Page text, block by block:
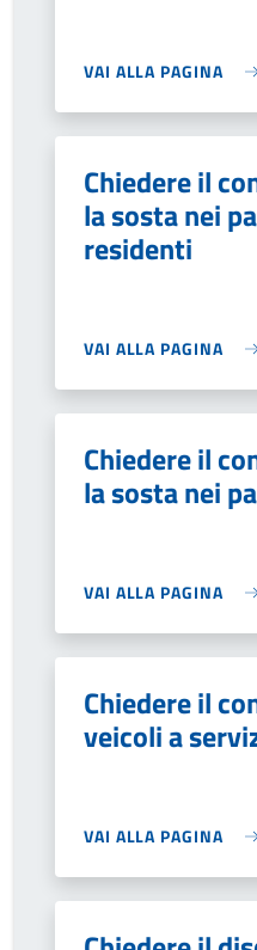
VAI ALLA PAGINA
Chiedere il
la sosta nei
residenti
VAI ALLA PAGINA
Chiedere il
la sosta nei
VAI ALLA PAGINA
Chiedere il
veicoli a
VAI ALLA PAGINA